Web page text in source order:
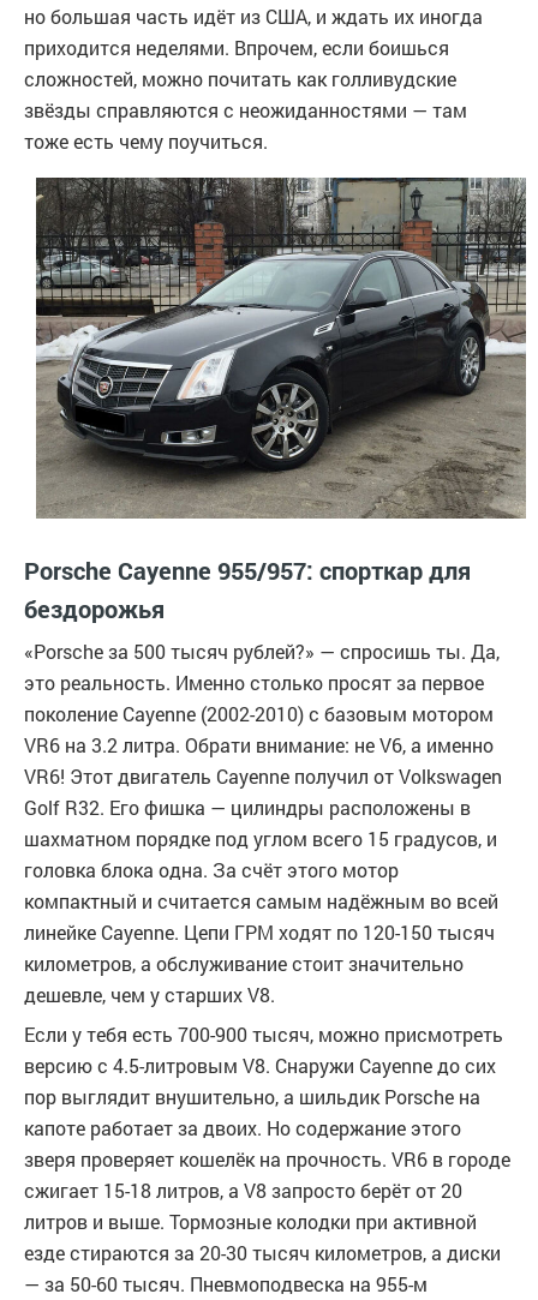
но большая часть идёт из США, и ждать их иногда
приходится неделями. Впрочем, если боишься
сложностей, можно почитать как голливудские
звёзды справляются с неожиданностями — там
тоже есть чему поучиться.
Porsche Cayenne 955/957: спорткар для
бездорожья
«Porsche за 500 тысяч рублей?» — спросишь ты. Да,
это реальность. Именно столько просят за первое
поколение Cayenne (2002-2010) с базовым мотором
VR6 на 3.2 литра. Обрати внимание: не V6, а именно
VR6! Этот двигатель Cayenne получил от Volkswagen
Golf R32. Его фишка — цилиндры расположены в
шахматном порядке под углом всего 15 градусов, и
головка блока одна. За счёт этого мотор
компактный и считается самым надёжным во всей
линейке Cayenne. Цепи ГРМ ходят по 120-150 тысяч
километров, а обслуживание стоит значительно
дешевле, чем у старших V8.
Если у тебя есть 700-900 тысяч, можно присмотреть
версию с 4.5-литровым V8. Снаружи Cayenne до сих
пор выглядит внушительно, а шильдик Porsche на
капоте работает за двоих. Но содержание этого
зверя проверяет кошелёк на прочность. VR6 в городе
сжигает 15-18 литров, а V8 запросто берёт от 20
литров и выше. Тормозные колодки при активной
езде стираются за 20-30 тысяч километров, а диски
— за 50-60 тысяч. Пневмоподвеска на 955-м